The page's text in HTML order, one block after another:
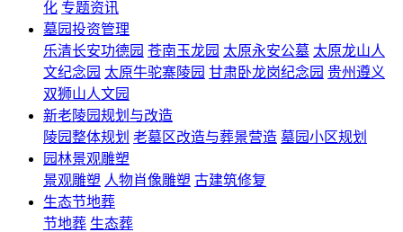
化 专题资讯
墓园投资管理
乐清长安功德园 苍南玉龙园 太原永安公墓 太原龙山人
文纪念园 太原牛驼寨陵园 甘肃卧龙岗纪念园 贵州遵义
双狮山人文园
新老陵园规划与改造
陵园整体规划 老墓区改造与葬景营造 墓园小区规划
园林景观雕塑
景观雕塑 人物肖像雕塑 古建筑修复
生态节地葬
节地葬 生态葬